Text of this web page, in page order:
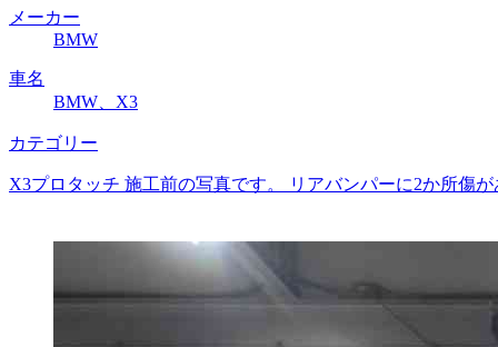
メーカー
BMW
車名
BMW、X3
カテゴリー
X3プロタッチ 施工前の写真です。 リアバンパーに2か所傷